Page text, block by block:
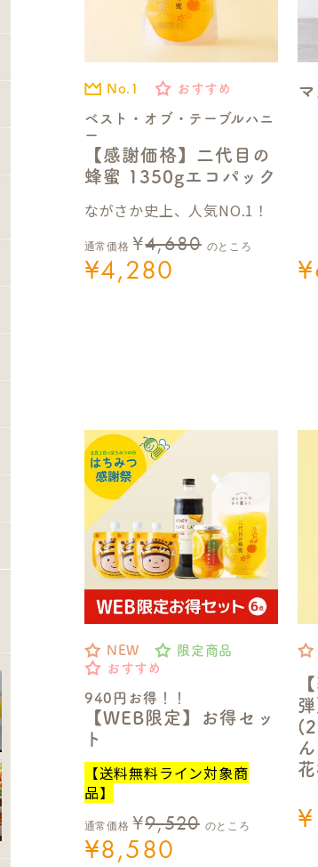
No.1 おすすめ
ベスト・オブ・テーブルハニ
ー
【感謝価格】二代目の
蜂蜜 1350gエコパック
ながさか史上、人気NO.1！
通常価格 ¥4,680 のところ
¥4,280 ¥
NEW
限定商品
おすすめ
940円お得！！
【WEB限定】お得セッ
ト
【送料無料ライン対象商
品】
通常価格 ¥9,520 のところ
¥8,580
¥